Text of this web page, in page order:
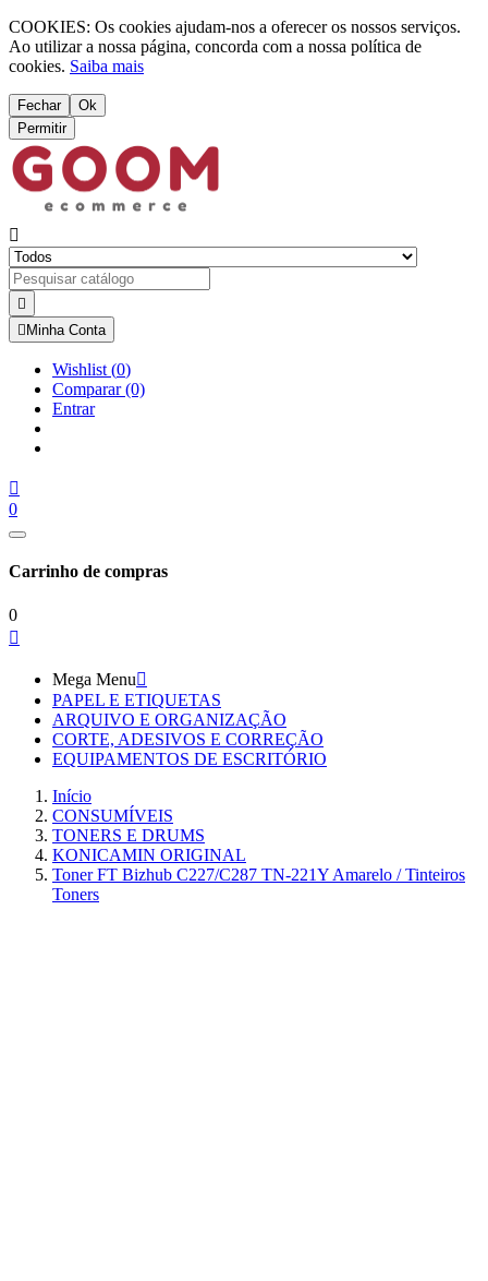
COOKIES: Os cookies ajudam-nos a oferecer os nossos serviços.
Ao utilizar a nossa página, concorda com a nossa política de
cookies. Saiba mais
Fechar
Ok
Permitir


 Minha Conta
Wishlist (0)
Comparar(0)
Entrar

0
Carrinho de compras
0

Mega Menu
PAPEL E ETIQUETAS
ARQUIVO E ORGANIZAÇÃO
CORTE, ADESIVOS E CORREÇÃO
EQUIPAMENTOS DE ESCRITÓRIO
Início
CONSUMÍVEIS
TONERS E DRUMS
KONICAMIN ORIGINAL
Toner FT Bizhub C227/C287 TN-221Y Amarelo / Tinteiros
Toners